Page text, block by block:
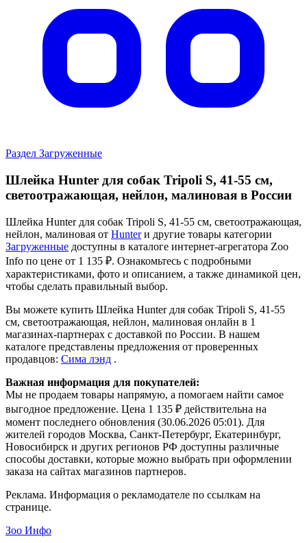
Раздел Загруженные
Шлейка Hunter для собак Tripoli S, 41-55 см,
светоотражающая, нейлон, малиновая в России
Шлейка Hunter для собак Tripoli S, 41-55 см, светоотражающая,
нейлон, малиновая от Hunterи другие товары категории
Загруженные доступны в каталоге интернет-агрегатора Zoo
Info по цене от 1 135 ₽. Ознакомьтесь с подробными
характеристиками, фото и описанием, а также динамикой цен,
чтобы сделать правильный выбор.
Вы можете купить Шлейка Hunter для собак Tripoli S, 41-55
см, светоотражающая, нейлон, малиновая онлайн в 1
магазинах-партнерах с доставкой по России. В нашем
каталоге представлены предложения от проверенных
продавцов: Сима лэнд .
Важная информация для покупателей:
Мы не продаем товары напрямую, а помогаем найти самое
выгодное предложение. Цена 1 135 ₽ действительна на
момент последнего обновления (30.06.2026 05:01). Для
жителей городов Москва, Санкт-Петербург, Екатеринбург,
Новосибирск и других регионов РФ доступны различные
способы доставки, которые можно выбрать при оформлении
заказа на сайтах магазинов партнеров.
Реклама. Информация о рекламодателе по ссылкам на
странице.
Зоо Инфо